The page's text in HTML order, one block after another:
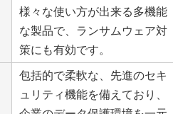
様々な使い方が出来る多機能
な製品で、ランサムウェア対
策にも有効です。
包括的で柔軟な、先進のセキ
ュリティ機能を備えており、